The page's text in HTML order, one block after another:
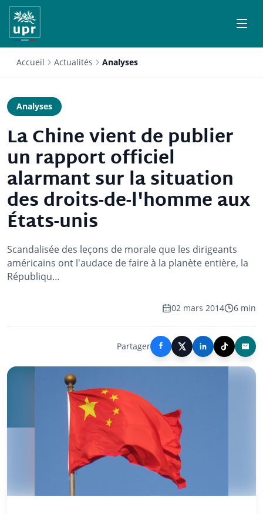
Accueil Actualités Analyses
Analyses
La Chine vient de publier
un rapport officiel
alarmant sur la situation
des droits-de-l'homme aux
États-unis
Scandalisée des leçons de morale que les dirigeants
américains ont l'audace de faire à la planète entière, la
Républiqu…
02 mars 2014 6 min
Partager